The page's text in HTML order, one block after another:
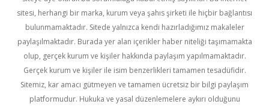
sitesi, herhangi bir marka, kurum veya şahıs şirketi ile hiçbir bağlantısı
bulunmamaktadır. Sitede yalnızca kendi hazırladığımız makaleler
paylaşılmaktadır. Burada yer alan içerikler haber niteliği taşımamakta
olup, gerçek kurum ve kişiler hakkında paylaşım yapılmamaktadır.
Gerçek kurum ve kişiler ile isim benzerlikleri tamamen tesadüfidir.
Sitemiz, kar amacı gütmeyen ve tamamen ücretsiz bir bilgi paylaşım
platformudur. Hukuka ve yasal düzenlemelere aykırı olduğunu